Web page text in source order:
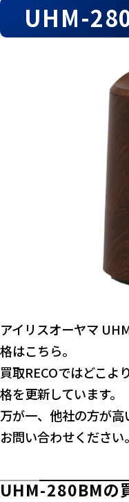
UHM-
アイリスオーヤマ
格はこちら。
買取RECOではどこよ
格を更新しています。
万が一、他社の方が
お問い合わせください。
UHM-280BMの